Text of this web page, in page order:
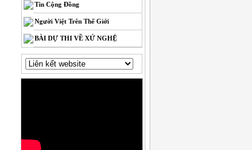
Tin Cộng Đồng
Người Việt Trên Thế Giới
BÀI DỰ THI VỀ XỨ NGHỆ